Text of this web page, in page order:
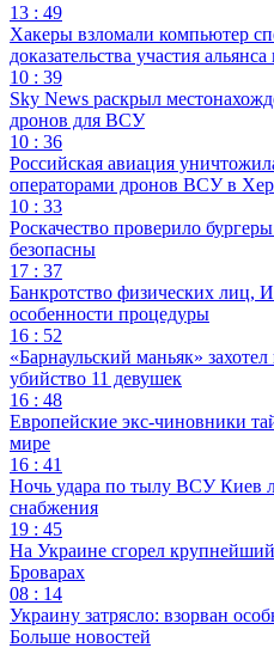
13 : 49
Хакеры взломали компьютер
доказательства участия
10 : 39
Sky News раскрыл
дронов для ВСУ
10 : 36
Российская авиация
операторами дронов ВСУ в
10 : 33
Роскачество проверило
безопасны
17 : 37
Банкротство физических
особенности процедуры
16 : 52
«Барнаульский маньяк»
убийство 11 девушек
16 : 48
Европейские экс-чиновники
мире
16 : 41
Ночь удара по тылу ВСУ Киев
снабжения
19 : 45
На Украине сгорел
Броварах
08 : 14
Украину затрясло: взорван
Больше новостей